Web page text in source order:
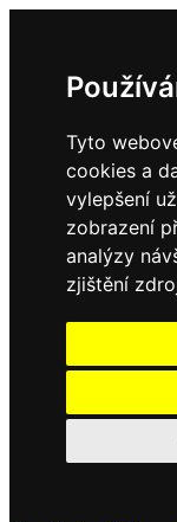
Tyto
cookies a
vylepšení
zobrazení
analýzy
zjištění